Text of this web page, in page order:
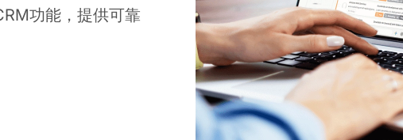
功能，提供可靠